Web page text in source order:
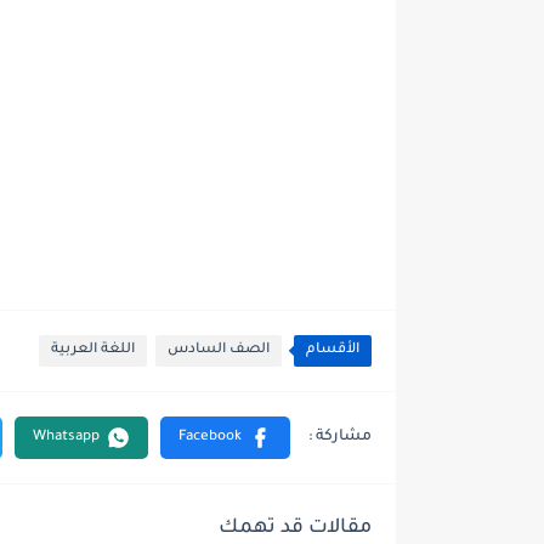
الأقسام الصف السادس اللغة العربية
مقالات قد تهمك